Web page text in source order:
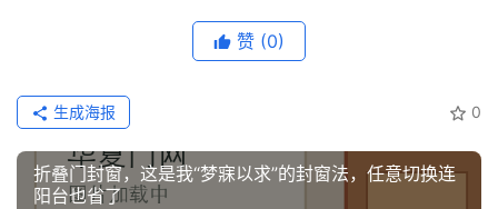
赞 (0)
0
生成海报
折叠门封窗，这是我“梦寐以求”的封窗法，任意切换连
阳台也省了